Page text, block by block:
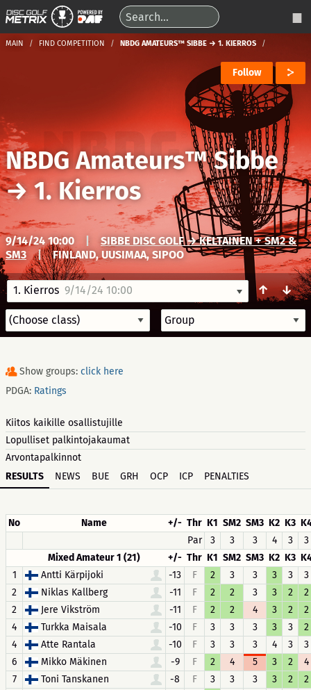
MAIN FIND COMPETITION NBDG AMATEURS™ SIBBE → 1. KIERROS
Follow
NBDG Amateurs™ Sibbe
→1. Kierros
9/14/24 10:00 |
SIBBE DISC GOLF → KELTAINEN + SM2 &
SM3
| FINLAND, UUSIMAA, SIPOO
1. Kierros 9/14/24 10:00 ↑ ↓
Show groups: click here
PDGA: Ratings
Kiitos kaikille osallistujille
Lopulliset palkintojakaumat
Arvontapalkinnot
RESULTS
NEWS BUE GRH OCP ICP PENALTIES
No Name +/- Thr K1 SM2 SM3 K2 K3
Par
3 3 3 4 3
3
Mixed Amateur 1 (21)
+/- Thr K1 SM2 SM3 K2 K3
1
Antti Kärpijoki -13 F 2 3 3 3 3
3
2
Niklas Kallberg -11 F 2 2 3 3 2
2
2
Jere Vikström -11 F 2 2 4 3 2
2
4
Turkka Maisala -10 F 3 3 3 3 3
2
4
Atte Rantala -10 F 3 3 3 4 3
3
6
Mikko Mäkinen -9 F 2 4 5 3 2
4
7
Toni Tanskanen -8 F 3 3 3 3 2
2